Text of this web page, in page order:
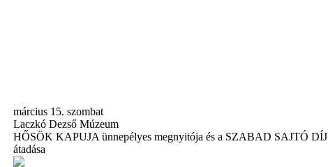
március 15. szombat
Laczkó Dezső Múzeum
HŐSÖK KAPUJA ünnepélyes megnyitója és a SZABAD SAJTÓ DÍJ
átadása